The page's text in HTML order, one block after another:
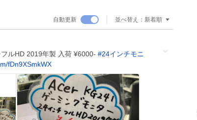
す
自動更新 並べ替え： 新着順
ルHD 2019年製 入荷 ¥6000- #24インチモニ
fDn9XSmkWX